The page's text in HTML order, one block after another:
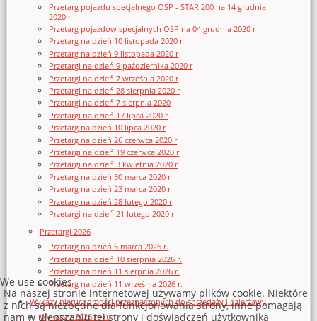
Przetarg pojazdu specjalnego OSP - STAR 200 na 14 grudnia
2020 r
Przetarg pojazdów specjalnych OSP na 04 grudnia 2020 r
Przetarg na dzień 10 listopada 2020 r
Przetarg na dzień 9 listopada 2020 r
Przetargi na dzień 9 października 2020 r
Przetargi na dzień 7 września 2020 r
Przetargi na dzień 28 sierpnia 2020 r
Przetargi na dzień 7 sierpnia 2020
Przetargi na dzień 17 lipca 2020 r
Przetarg na dzień 10 lipca 2020 r
Przetarg na dzień 26 czerwca 2020 r
Przetargi na dzień 19 czerwca 2020 r
Przetargi na dzień 3 kwietnia 2020 r
Przetarg na dzień 30 marca 2020 r
Przetarg na dzień 23 marca 2020 r
Przetarg na dzień 28 lutego 2020 r
Przetargi na dzień 21 lutego 2020 r
Przetargi 2026
Przetarg na dzień 6 marca 2026 r.
Przetargi na dzień 10 sierpnia 2026 r.
Przetarg na dzień 11 sierpnia 2026 r.
Przetarg na dzień 11 września 2026 r.
Wykazy nieruchomości przeznaczonych do sprzedaży i dzierżawy
Wykazy z 2026 roku
We use cookies
Na naszej stronie internetowej używamy plików cookie. Niektóre
z nich są niezbędne dla funkcjonowania strony, inne pomagają
nam w ulepszaniu tej strony i doświadczeń użytkownika